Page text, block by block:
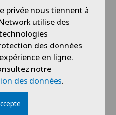
privée nous tiennent à
utilise des
des données
en ligne.
notre
des données.